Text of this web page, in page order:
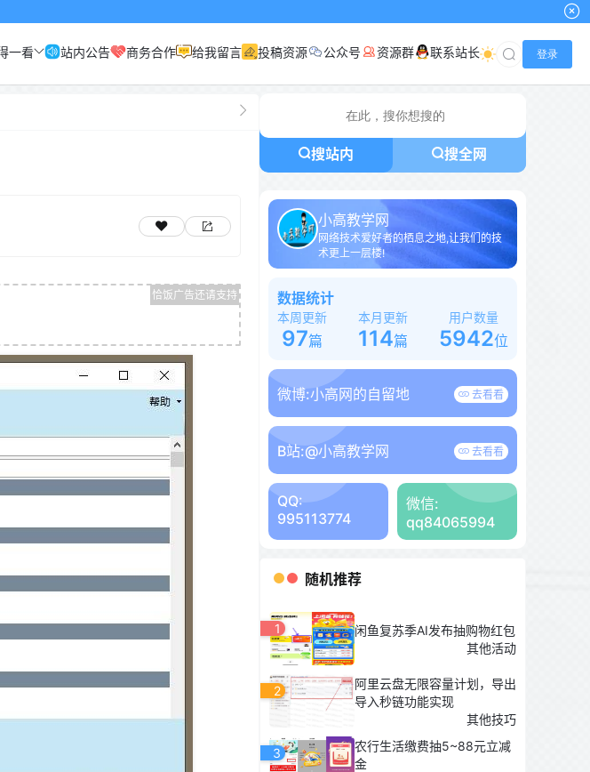
一看 站内公告 商务合作 给我留言 投稿资源 公众号 资源群 联系站长 登录
搜站内 搜全网
小高教学网
网络技术爱好者的栖息之地,让我们的技
术更上一层楼!
数据统计
本周更新
97篇
本月更新
114篇
用户数量
5942位
微博:小高网的自留地 去看看
B站:@小高教学网 去看看
QQ:
995113774
微信:
qq84065994
随机推荐
1
闲鱼复苏季AI发布抽购物红包
其他活动
2
阿里云盘无限容量计划，导出
导入秒链功能实现
其他技巧
3
农行生活缴费抽5~88元立减
金